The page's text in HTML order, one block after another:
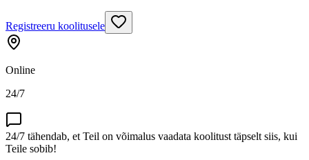
Registreeru koolitusele
Online
24/7
24/7 tähendab, et Teil on võimalus vaadata koolitust täpselt siis, kui
Teile sobib!